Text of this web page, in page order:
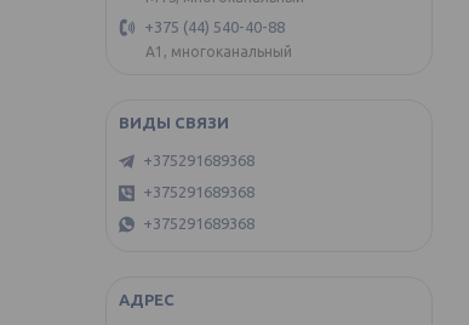
+375 (44) 540-40-88
А1, многоканальный
+375291689368
+375291689368
+375291689368